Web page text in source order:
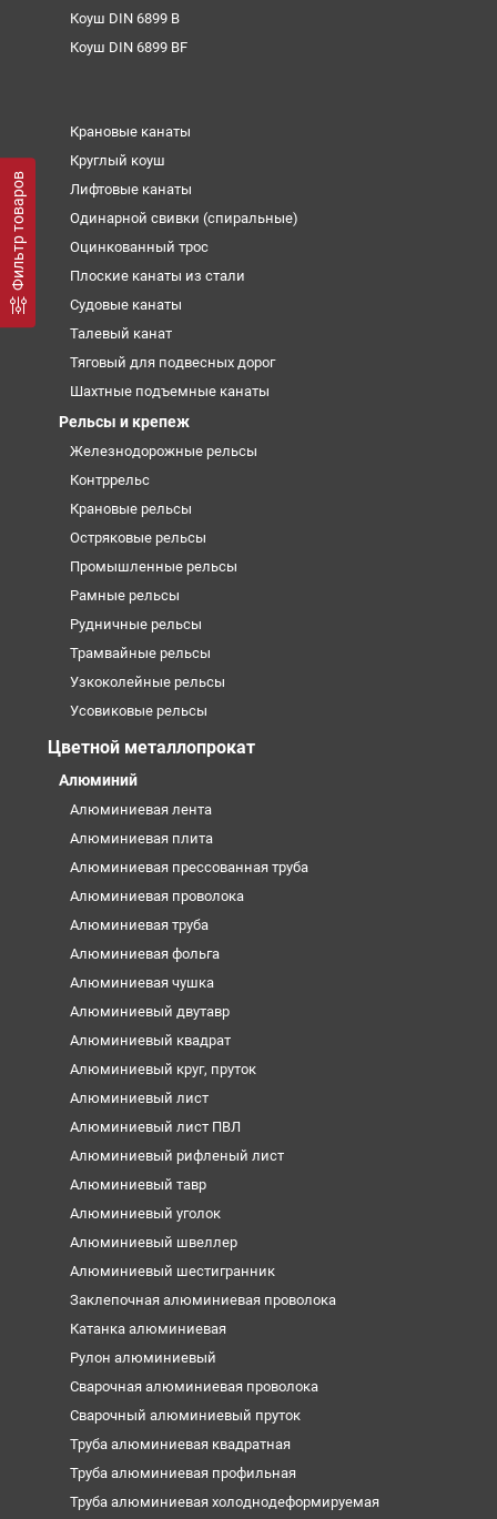
Фильтр товаров
Коуш DIN 6899 B
Коуш DIN 6899 BF
Крановые канаты
Круглый коуш
Лифтовые канаты
Одинарной свивки (спиральные)
Оцинкованный трос
Плоские канаты из стали
Судовые канаты
Талевый канат
Тяговый для подвесных дорог
Шахтные подъемные канаты
Рельсы и крепеж
Железнодорожные рельсы
Контррельс
Крановые рельсы
Остряковые рельсы
Промышленные рельсы
Рамные рельсы
Рудничные рельсы
Трамвайные рельсы
Узкоколейные рельсы
Усовиковые рельсы
Цветной металлопрокат
Алюминий
Алюминиевая лента
Алюминиевая плита
Алюминиевая прессованная труба
Алюминиевая проволока
Алюминиевая труба
Алюминиевая фольга
Алюминиевая чушка
Алюминиевый двутавр
Алюминиевый квадрат
Алюминиевый круг, пруток
Алюминиевый лист
Алюминиевый лист ПВЛ
Алюминиевый рифленый лист
Алюминиевый тавр
Алюминиевый уголок
Алюминиевый швеллер
Алюминиевый шестигранник
Заклепочная алюминиевая проволока
Катанка алюминиевая
Рулон алюминиевый
Сварочная алюминиевая проволока
Сварочный алюминиевый пруток
Труба алюминиевая квадратная
Труба алюминиевая профильная
Труба алюминиевая холоднодеформируемая